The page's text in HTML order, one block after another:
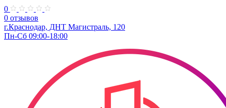
0
0 отзывов
г.Краснодар, ​ДНТ Магистраль, 120
Пн-Сб 09:00-18:00